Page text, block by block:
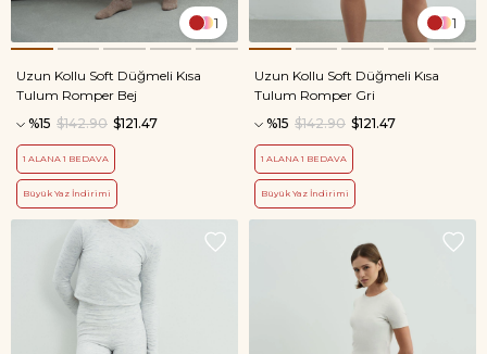
1
Uzun Kollu Soft Düğmeli Kısa
Tulum Romper Bej
%15
$121.47
$142.90
1 ALANA 1 BEDAVA
Büyük Yaz İndirimi
1
Uzun Kollu Soft Düğmeli Kısa
Tulum Romper Gri
%15
$121.47
$142.90
1 ALANA 1 BEDAVA
Büyük Yaz İndirimi